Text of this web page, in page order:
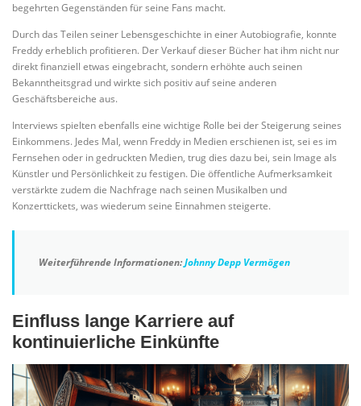
begehrten Gegenständen für seine Fans macht.
Durch das Teilen seiner Lebensgeschichte in einer Autobiografie, konnte
Freddy erheblich profitieren. Der Verkauf dieser Bücher hat ihm nicht nur
direkt finanziell etwas eingebracht, sondern erhöhte auch seinen
Bekanntheitsgrad und wirkte sich positiv auf seine anderen
Geschäftsbereiche aus.
Interviews spielten ebenfalls eine wichtige Rolle bei der Steigerung seines
Einkommens. Jedes Mal, wenn Freddy in Medien erschienen ist, sei es im
Fernsehen oder in gedruckten Medien, trug dies dazu bei, sein Image als
Künstler und Persönlichkeit zu festigen. Die öffentliche Aufmerksamkeit
verstärkte zudem die Nachfrage nach seinen Musikalben und
Konzerttickets, was wiederum seine Einnahmen steigerte.
Weiterführende Informationen:Johnny Depp Vermögen
Einfluss lange Karriere auf
kontinuierliche Einkünfte